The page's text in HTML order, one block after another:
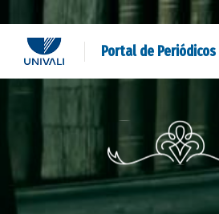
Portal de Periódicos